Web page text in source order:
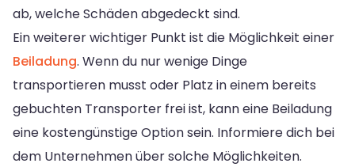
ab, welche Schäden abgedeckt sind.
Ein weiterer wichtiger Punkt ist die Möglichkeit einer
Beiladung. Wenn du nur wenige Dinge
transportieren musst oder Platz in einem bereits
gebuchten Transporter frei ist, kann eine Beiladung
eine kostengünstige Option sein. Informiere dich bei
dem Unternehmen über solche Möglichkeiten.